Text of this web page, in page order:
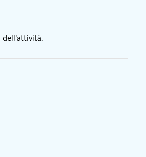
dell'attività.